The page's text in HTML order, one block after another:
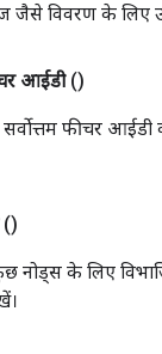
जैसे विवरण के लिए
आईडी ()
फीचर
()
नोड्स के लिए